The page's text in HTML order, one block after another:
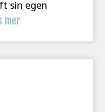
sin egen
mer